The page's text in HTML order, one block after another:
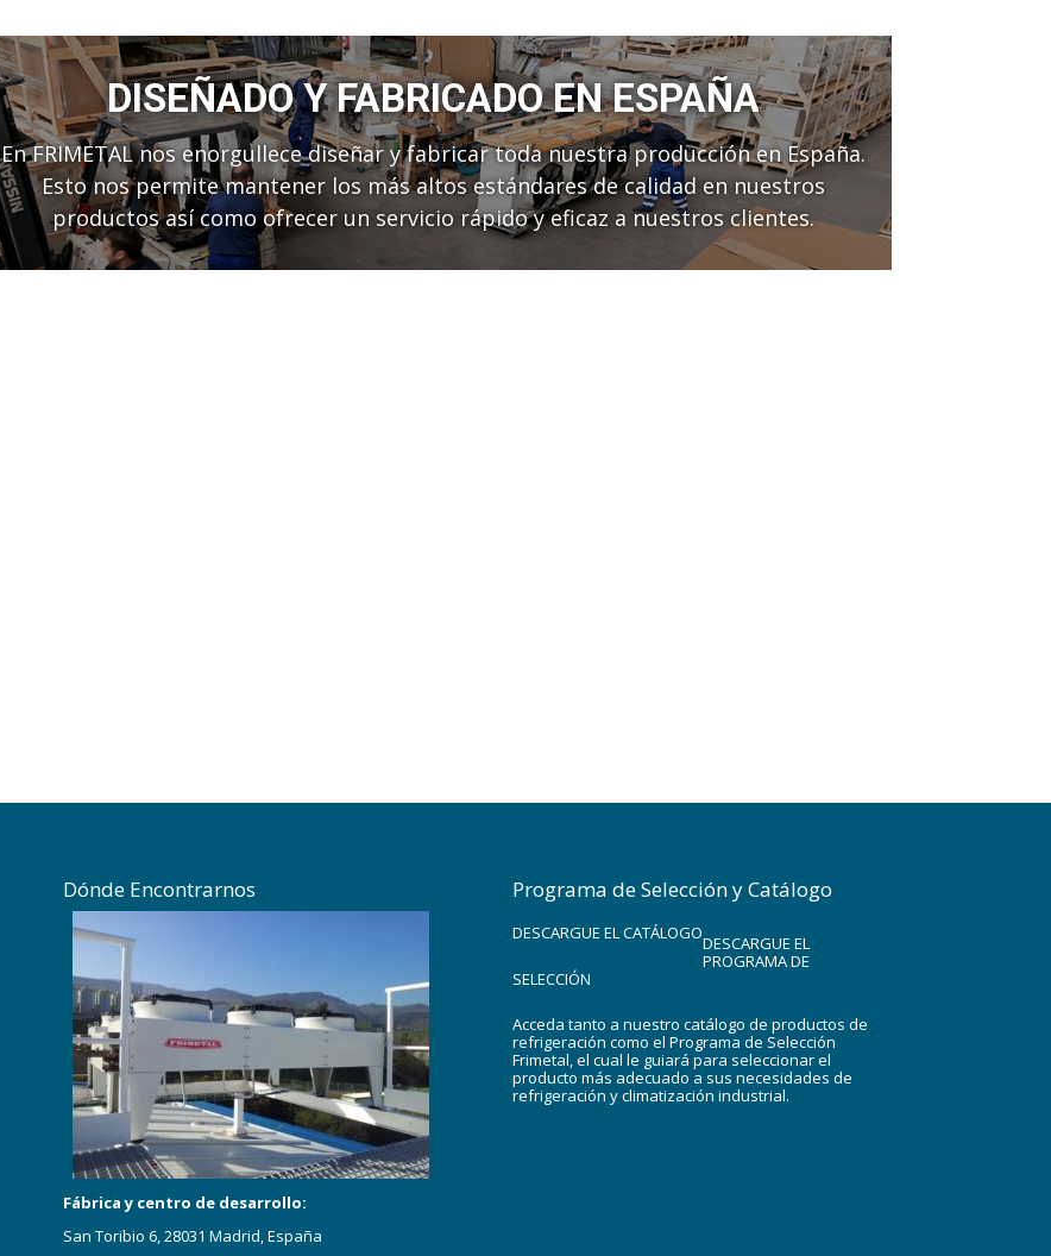
DISEÑADO Y FABRICADO EN ESPAÑA
En FRIMETAL nos enorgullece diseñar y fabricar toda nuestra producción en España.
Esto nos permite mantener los más altos estándares de calidad en nuestros
productos así como ofrecer un servicio rápido y eficaz a nuestros clientes.
Dónde Encontrarnos
Fábrica y centro de desarrollo:
San Toribio 6, 28031 Madrid, España
Programa de Selección y Catálogo
DESCARGUE EL CATÁLOGODESCARGUE EL
PROGRAMA DE
SELECCIÓN
Acceda tanto a nuestro catálogo de productos de
refrigeración como el Programa de Selección
Frimetal, el cual le guiará para seleccionar el
producto más adecuado a sus necesidades de
refrigeración y climatización industrial.